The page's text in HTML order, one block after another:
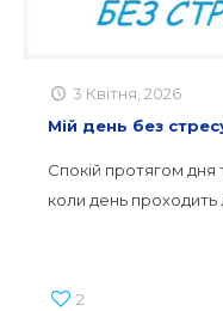
3 Квітня, 2026
Мій день без
Спокій протягом дня
коли день проходить
2